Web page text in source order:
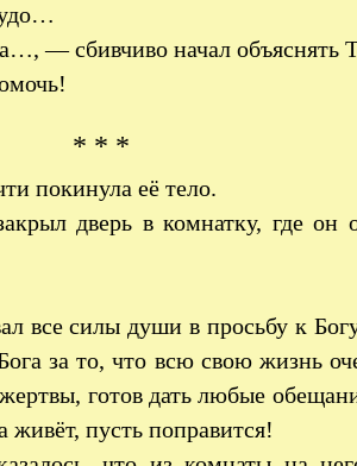
— сбивчиво начал объяснять
* * *
покинула её тело.
дверь в комнатку, где он
все силы души в просьбу к
за то, что всю свою жизнь
готов дать любые
пусть поправится!